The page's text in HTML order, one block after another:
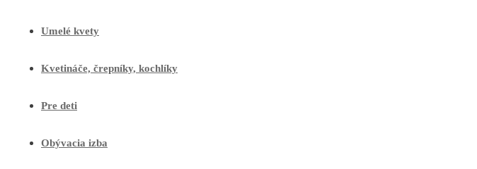
Umelé kvety
Kvetináče, črepníky, kochlíky
Pre deti
Obývacia izba